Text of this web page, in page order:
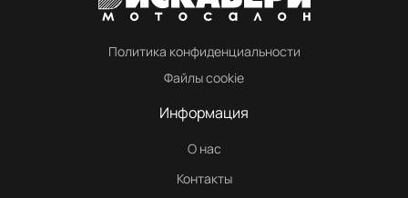
Политика конфиденциальности
Файлы cookie
Информация
О нас
Контакты